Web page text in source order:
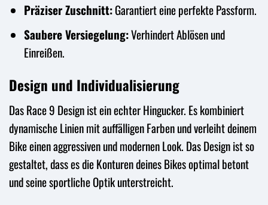
Präziser Zuschnitt:Garantiert eine perfekte Passform.
Saubere Versiegelung:Verhindert Ablösen und
Einreißen.
Design und Individualisierung
Das Race 9 Design ist ein echter Hingucker. Es kombiniert
dynamische Linien mit auffälligen Farben und verleiht deinem
Bike einen aggressiven und modernen Look. Das Design ist so
gestaltet, dass es die Konturen deines Bikes optimal betont
und seine sportliche Optik unterstreicht.